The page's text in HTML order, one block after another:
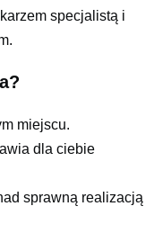
specjalistą i
miejscu.
dla ciebie
sprawną realizacją